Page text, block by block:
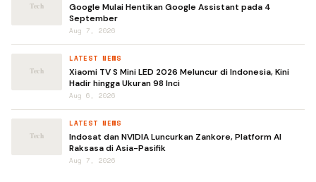
Google Mulai Hentikan Google Assistant pada 4
September
Aug 7, 2026
LATEST NEWS
Xiaomi TV S Mini LED 2026 Meluncur di Indonesia, Kini
Hadir hingga Ukuran 98 Inci
Aug 6, 2026
LATEST NEWS
Indosat dan NVIDIA Luncurkan Zankore, Platform AI
Raksasa di Asia-Pasifik
Aug 7, 2026